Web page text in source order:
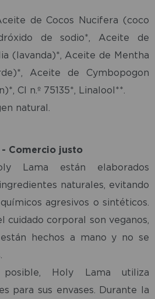
de Cocos Nucifera (coco
de sodio*, Aceite de
(lavanda)*, Aceite de Mentha
Aceite de Cymbopogon
CI n.º 75135*, Linalool**.
natural.
Comercio justo
Lama están elaborados
naturales, evitando
agresivos o sintéticos.
cuidado corporal son veganos,
hechos a mano y no se
Holy Lama utiliza
para sus envases. Durante la